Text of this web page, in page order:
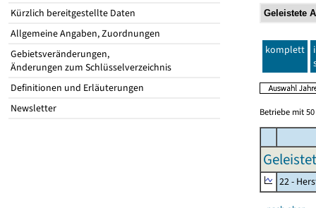
Kürzlich bereitgestellte Daten
Allgemeine Angaben, Zuordnungen
Gebietsveränderungen,
Änderungen zum Schlüsselverzeichnis
Definitionen und Erläuterungen
Newsletter
komplett
Betriebe mit
22 -